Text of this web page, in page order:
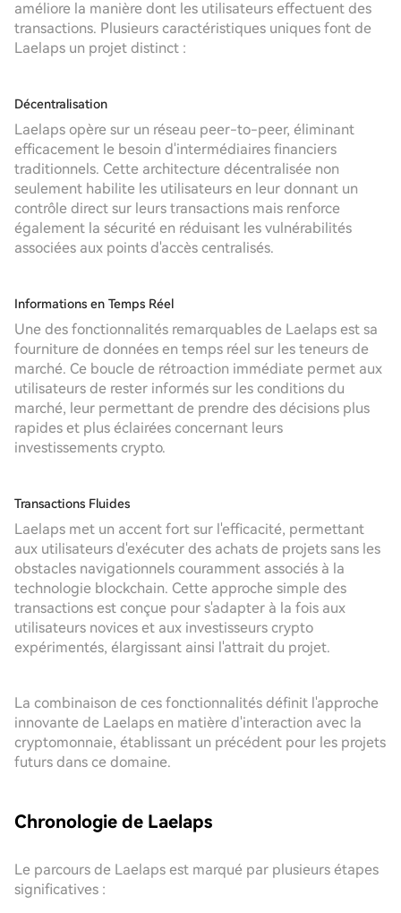
améliore la manière dont les utilisateurs effectuent des
transactions. Plusieurs caractéristiques uniques font de
Laelaps un projet distinct :
Décentralisation
Laelaps opère sur un réseau peer-to-peer, éliminant
efficacement le besoin d'intermédiaires financiers
traditionnels. Cette architecture décentralisée non
seulement habilite les utilisateurs en leur donnant un
contrôle direct sur leurs transactions mais renforce
également la sécurité en réduisant les vulnérabilités
associées aux points d'accès centralisés.
Informations en Temps Réel
Une des fonctionnalités remarquables de Laelaps est sa
fourniture de données en temps réel sur les teneurs de
marché. Ce boucle de rétroaction immédiate permet aux
utilisateurs de rester informés sur les conditions du
marché, leur permettant de prendre des décisions plus
rapides et plus éclairées concernant leurs
investissements crypto.
Transactions Fluides
Laelaps met un accent fort sur l'efficacité, permettant
aux utilisateurs d'exécuter des achats de projets sans les
obstacles navigationnels couramment associés à la
technologie blockchain. Cette approche simple des
transactions est conçue pour s'adapter à la fois aux
utilisateurs novices et aux investisseurs crypto
expérimentés, élargissant ainsi l'attrait du projet.
La combinaison de ces fonctionnalités définit l'approche
innovante de Laelaps en matière d'interaction avec la
cryptomonnaie, établissant un précédent pour les projets
futurs dans ce domaine.
Chronologie de Laelaps
Le parcours de Laelaps est marqué par plusieurs étapes
significatives :